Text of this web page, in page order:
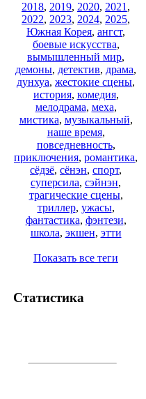
2018, 2019, 2020, 2021 ,
2022, 2023, 2024, 2025,
Южная Корея, ангст,
боевые искусства,
вымышленный мир,
демоны, детектив, драма,
дунхуа, жестокие сцены,
история, комедия,
мелодрама, меха,
мистика, музыкальный,
наше время,
повседневность,
приключения, романтика,
сёдзё, сёнэн, спорт,
суперсила, сэйнэн,
трагические сцены,
триллер, ужасы,
фантастика, фэнтези,
школа, экшен, этти
Показать все теги
Статистика